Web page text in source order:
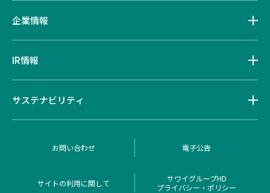
企業情報
IR情報
サステナビリティ
お問い合わせ 電子公告
サイトの利用に関して
サワイグループHD
プライバシー・ポリシー